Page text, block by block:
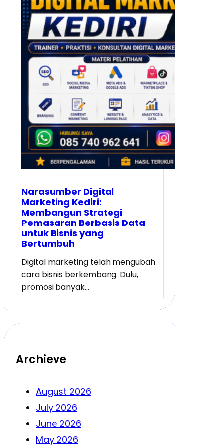
Narasumber Digital
Marketing Kediri:
Membangun Strategi
Pemasaran Berbasis Data
untuk Bisnis yang
Bertumbuh
Digital marketing telah mengubah
cara bisnis berkembang. Dulu,
promosi banyak…
Archieve
August 2026
July 2026
June 2026
May 2026